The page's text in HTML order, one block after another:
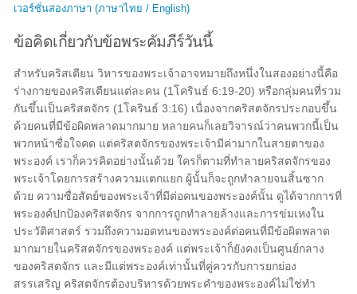
เวอร์ชั่นสองภาษา (ภาษาไทย / English)
ข้อคิดเกี่ยวกับข้อพระคัมภีร์วันนี้
สำหรับคริสเตียน วิหารของพระเจ้าอาจหมายถึงหนึ่งในสองอย่างนี้คือ
ร่างกายของคริสเตียนแต่ละคน (1โครินธ์ 6:19-20) หรือกลุ่มคนที่รวม
กันขึ้นเป็นคริสตจักร (1โครินธ์ 3:16) เนื่องจากคริสตจักรประกอบขึ้น
ด้วยคนที่มีข้อผิดพลาดมากมาย หลายคนก็เลยวิจารณ์ว่าคนพวกนี้เป็น
พวกหน้าซื่อใจคด แต่คริสตจักรของพระเจ้ามีค่ามากในสายตาของ
พระองค์ เราก็ควรคิดอย่างนั้นด้วย ใครก็ตามที่ทำลายคริสตจักรของ
พระเจ้าโดยการสร้างความแตกแยก ผู้นั้นก็จะถูกทำลายจนสิ้นซาก
ด้วย ความซื่อสัตย์ของพระเจ้าที่มีต่อคนของพระองค์นั้น ดูได้จากการที่
พระองค์ปกป้องคริสตจักร จากการถูกทำลายล้างและการข่มเหงใน
ประวัติศาสตร์ รวมถึงความอดทนของพระองค์ต่อคนที่มีข้อผิดพลาด
มากมายในคริสตจักรของพระองค์ แต่พระเจ้าก็ยังคงเป็นศูนย์กลาง
ของคริสตจักร และมีแต่พระองค์เท่านั้นที่คู่ควรกับการยกย่อง
สรรเสริญ คริสตจักรต้องบริหารด้วยพระคำของพระองค์ไม่ใช่ทำ